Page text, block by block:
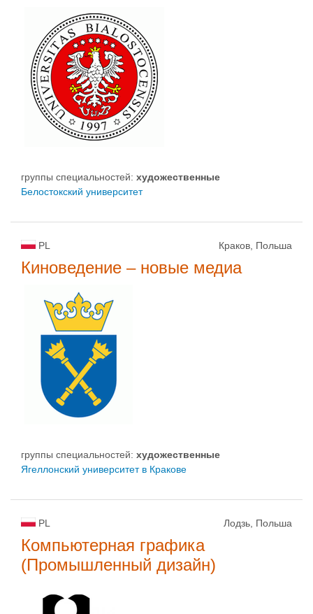
группы специальностей: художественные
Белостокский университет
PL Краков, Польша
Киноведение – новые медиа
группы специальностей: художественные
Ягеллонский университет в Кракове
PL Лодзь, Польша
Компьютерная графика
(Промышленный дизайн)